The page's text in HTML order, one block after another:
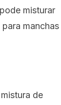
misturar
manchas
de